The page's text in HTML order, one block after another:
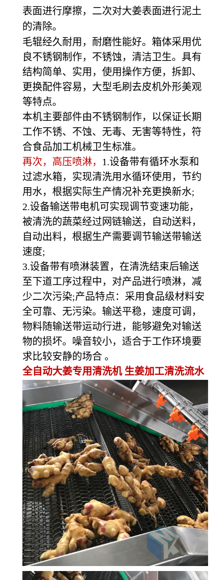
表面进行摩擦，二次对大姜表面进行泥土
的清除。
毛辊经久耐用，耐磨性能好。箱体采用优
良不锈钢制作，不锈蚀，清洁卫生。具有
结构简单、实用，使用操作方便，拆卸、
更换配件容易，大型毛刷去皮机外形美观
等特点。
本机主要部件由不锈钢制作，以保证长期
工作不锈、不蚀、无毒、无害等特性，符
合食品加工机械卫生标准。
再次，高压喷淋， 1.设备带有循环水泵和
过滤水箱，实现清洗用水循环使用，节约
用水，根据实际生产情况补充更换新水;
2.设备输送带电机可实现调节变速功能，
被清洗的蔬菜经过网链输送，自动送料，
自动出料，根据生产需要调节输送带输送
速度;
3.设备带有喷淋装置，在清洗结束后输送
至下道工序过程中，对产品进行喷淋，减
少二次污染;产品特点：采用食品级材料安
全可靠、无污染。输送平稳，速度可调，
物料随输送带运动行进，能够避免对输送
物的损坏。噪音较小，适合于工作环境要
求比较安静的场合 。
全自动大姜专用清洗机 生姜加工清洗流水